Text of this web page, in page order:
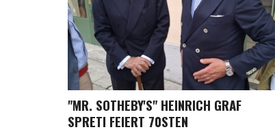
"MR. SOTHEBY'S" HEINRICH GRAF
SPRETI FEIERT 70STEN